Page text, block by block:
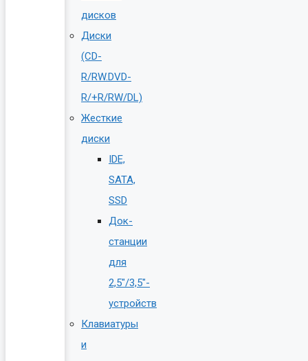
дисков
Диски
(CD-
R/RW.DVD-
R/+R/RW/DL)
Жесткие
диски
IDE,
SATA,
SSD
Док-
станции
для
2,5″/3,5″-
устройств
Клавиатуры
и